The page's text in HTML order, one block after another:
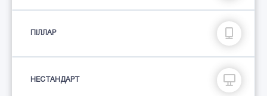
ПIЛЛАР
НЕСТАНДАРТ